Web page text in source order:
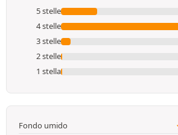
5 stelle
4 stelle
3 stelle
2 stelle
1 stella
Fondo umido